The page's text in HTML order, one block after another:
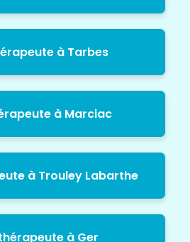
à Tarbes
à Marciac
à Trouley Labarthe
à Ger